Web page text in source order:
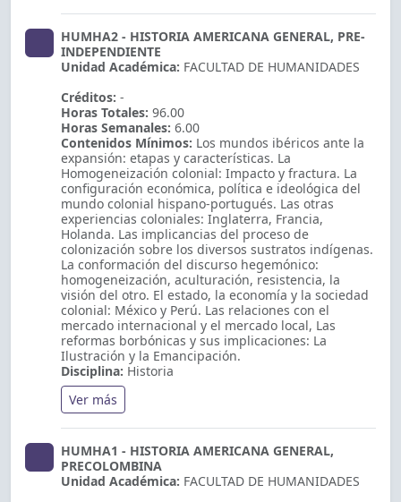
HUMHA2 - HISTORIA AMERICANA GENERAL, PRE-
INDEPENDIENTE
Unidad Académica: FACULTAD DE HUMANIDADES
Créditos: -
Horas Totales: 96.00
Horas Semanales: 6.00
Contenidos Mínimos: Los mundos ibéricos ante la
expansión: etapas y características. La
Homogeneización colonial: Impacto y fractura. La
configuración económica, política e ideológica del
mundo colonial hispano-portugués. Las otras
experiencias coloniales: Inglaterra, Francia,
Holanda. Las implicancias del proceso de
colonización sobre los diversos sustratos indígenas.
La conformación del discurso hegemónico:
homogeneización, aculturación, resistencia, la
visión del otro. El estado, la economía y la sociedad
colonial: México y Perú. Las relaciones con el
mercado internacional y el mercado local, Las
reformas borbónicas y sus implicaciones: La
Ilustración y la Emancipación.
Disciplina: Historia
Ver más
HUMHA1 - HISTORIA AMERICANA GENERAL,
PRECOLOMBINA
Unidad Académica: FACULTAD DE HUMANIDADES